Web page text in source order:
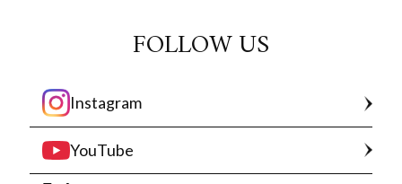
FOLLOW US
Instagram
YouTube